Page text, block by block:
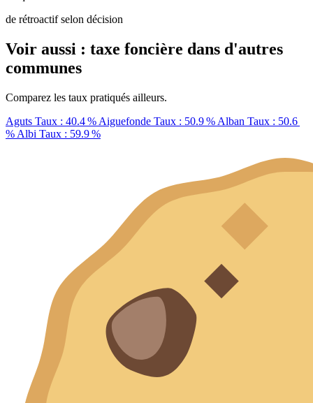
de rétroactif selon décision
Voir aussi : taxe foncière dans d'autres
communes
Comparez les taux pratiqués ailleurs.
Aguts Taux : 40.4 % Aiguefonde Taux : 50.9 % Alban Taux : 50.6
% Albi Taux : 59.9 %